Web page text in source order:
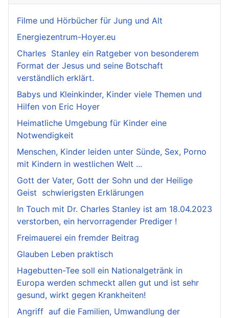
Filme und Hörbücher für Jung und Alt
Energiezentrum-Hoyer.eu
Charles Stanley ein Ratgeber von besonderem
Format der Jesus und seine Botschaft
verständlich erklärt.
Babys und Kleinkinder, Kinder viele Themen und
Hilfen von Eric Hoyer
Heimatliche Umgebung für Kinder eine
Notwendigkeit
Menschen, Kinder leiden unter Sünde, Sex, Porno
mit Kindern in westlichen Welt ...
Gott der Vater, Gott der Sohn und der Heilige
Geist schwierigsten Erklärungen
In Touch mit Dr. Charles Stanley ist am 18.04.2023
verstorben, ein hervorragender Prediger !
Freimauerei ein fremder Beitrag
Glauben Leben praktisch
Hagebutten-Tee soll ein Nationalgetränk in
Europa werden schmeckt allen gut und ist sehr
gesund, wirkt gegen Krankheiten!
Angriff auf die Familien, Umwandlung der